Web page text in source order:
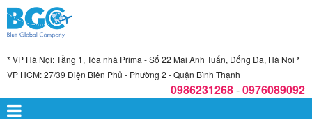
* VP Hà Nội: Tầng 1, Tòa nhà Prima - Số 22 Mai Anh Tuấn, Đống Đa, Hà Nội *
VP HCM: 27/39 Điện Biên Phủ - Phường 2 - Quận Bình Thạnh
0986231268-0976089092